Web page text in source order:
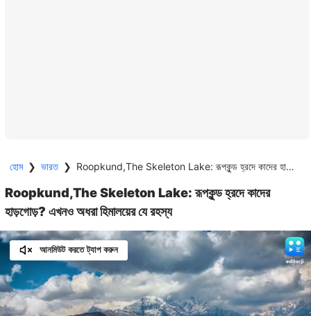
হোম ❯ ভারত ❯ Roopkund,The Skeleton Lake: রূপকুন্ড হ্রদে কাদের হাড়গোড়? এখনও অধরা হিমালয়ের যে রহস্য
Roopkund,The Skeleton Lake: রূপকুন্ড হ্রদে কাদের
হাড়গোড়? এখনও অধরা হিমালয়ের যে রহস্য
আনমিউট করতে ট্যাপ করুন